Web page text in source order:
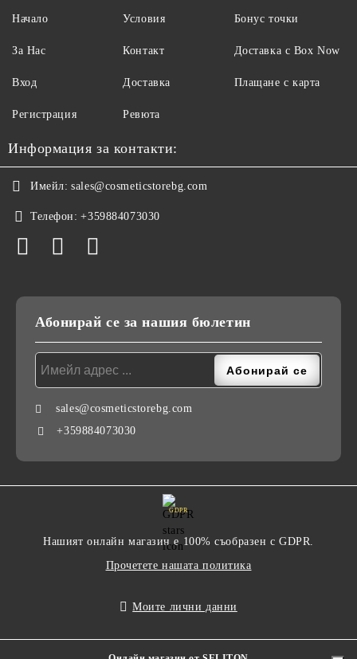
Начало
За Нас
Вход
Регистрация
Условия
Контакт
Доставка
Ревюта
Бонус точки
Доставка с Box Now
Плащане с карта
Информация за контакти:
Имейл: sales@cosmeticstorebg.com
Телефон: +359884073030
Абонирай се за нашия бюлетин
sales@cosmeticstorebg.com
+359884073030
GDPR
Нашият онлайн магазин е 100% съобразен с GDPR.
Прочетете нашата политика
Моите лични данни